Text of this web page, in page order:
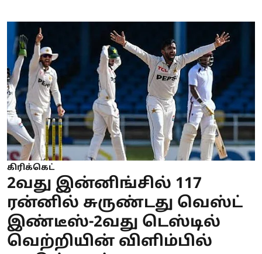
கிரிக்கெட்
2வது இன்னிங்சில் 117
ரன்னில் சுருண்டது வெஸ்ட்
இண்டீஸ்-2வது டெஸ்டில்
வெற்றியின் விளிம்பில்